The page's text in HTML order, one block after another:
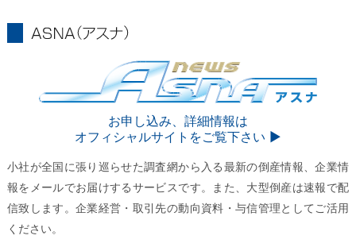
お申し込み、詳細情報は
オフィシャルサイトをご覧下さい ▶︎
小社が全国に張り巡らせた調査網から入る最新の倒産情報、企業情
報をメールでお届けするサービスです。また、大型倒産は速報で配
信致します。企業経営・取引先の動向資料・与信管理としてご活用
ください。